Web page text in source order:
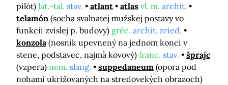
pilót) lat.-tal. stav. atlant atlas vl. m. archit.
telamón (socha svalnatej mužskej postavy vo
funkcii zvislej p. budovy) gréc. archit. zried.
konzola (nosník upevnený na jednom konci v
stene, podstavec, najmä kovový) franc. stav.
šprajc
(vzpera) nem. slang. suppedaneum (opora pod
nohami ukrižovaných na stredovekých obrazoch)